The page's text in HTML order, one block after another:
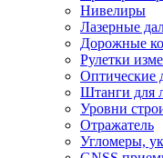
Нивелиры
Лазерные
Дорожные
Рулетки
Оптические
Штанги для
Уровни
Отражатель
Угломеры,